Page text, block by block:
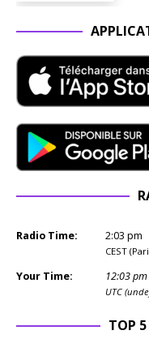
Radio Time: 2:03 pm
CEST
Your Time: 12:03pm
UTC
TOP 5